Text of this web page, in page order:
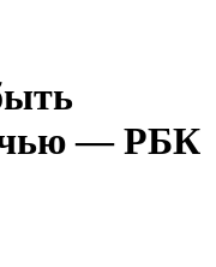
— РБК